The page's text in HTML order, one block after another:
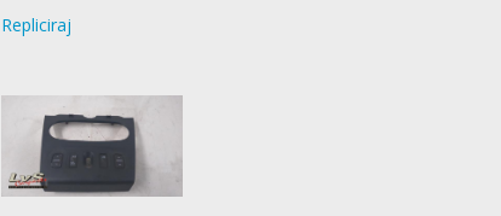
Repliciraj